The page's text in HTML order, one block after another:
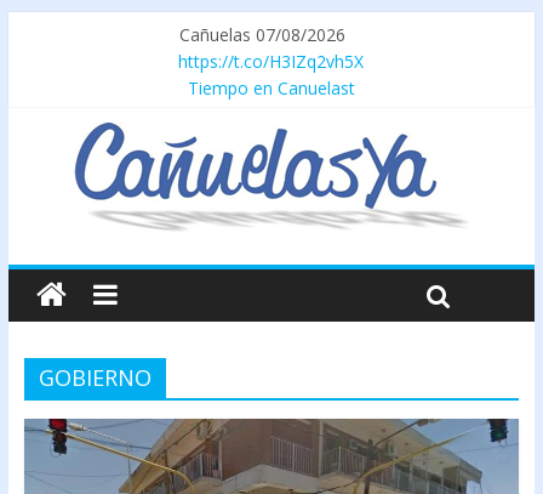
Cañuelas 07/08/2026
https://t.co/H3IZq2vh5X
Tiempo en Canuelast
GOBIERNO